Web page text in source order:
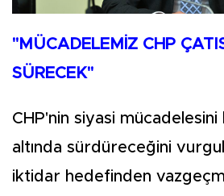
"MÜCADELEMİZ CHP
SÜRECEK"
CHP'nin siyasi mücadelesini
altında sürdüreceğini
iktidar hedefinden